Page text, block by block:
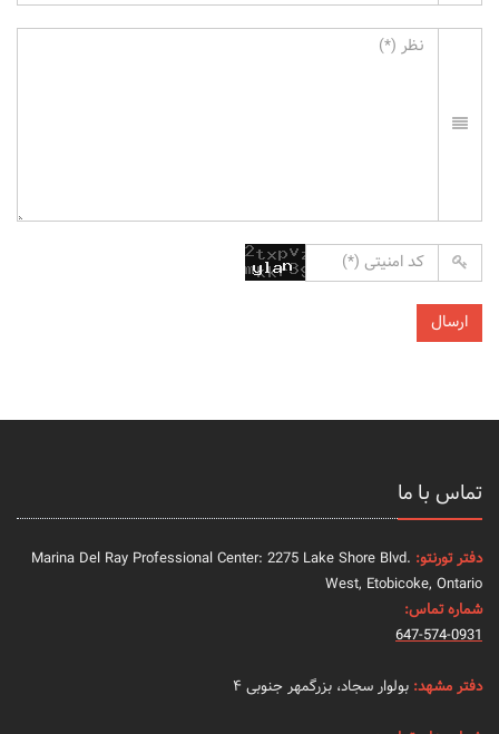
تماس با ما
دفتر تورنتو: Marina Del Ray Professional Center: 2275 Lake Shore Blvd.
West, Etobicoke, Ontario
شماره تماس:
647-574-0931
دفتر مشهد: بولوار سجاد، بزرگمهر جنوبی ۴